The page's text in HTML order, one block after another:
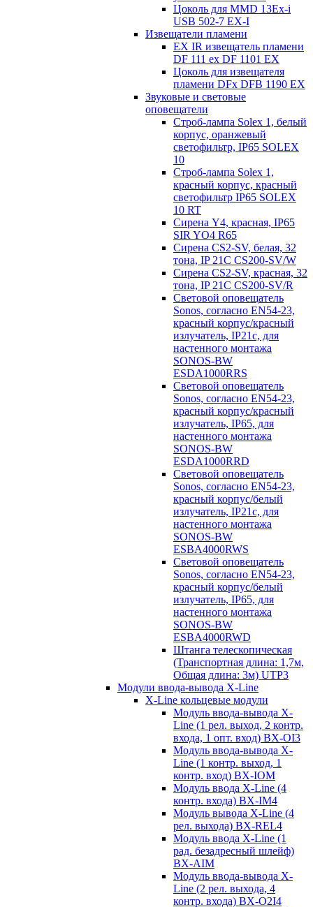
Цоколь для MMD 13Ex-i
USB 502-7 EX-I
Извещатели пламени
EX IR извещатель пламени
DF 111 ex DF 1101 EX
Цоколь для извещателя
пламени DFx DFB 1190 EX
Звуковые и световые
оповещатели
Строб-лампа Solex 1, белый
корпус, оранжевый
светофильтр, IP65 SOLEX
10
Строб-лампа Solex 1,
красный корпус, красный
светофильтр IP65 SOLEX
10 RT
Сирена Y4, красная, IP65
SIR YO4 R65
Сирена CS2-SV, белая, 32
тона, IP 21C CS200-SV/W
Сирена CS2-SV, красная, 32
тона, IP 21C CS200-SV/R
Световой оповещатель
Sonos, согласно EN54-23,
красный корпус/красный
излучатель, IP21c, для
настенного монтажа
SONOS-BW
ESDA1000RRS
Световой оповещатель
Sonos, согласно EN54-23,
красный корпус/красный
излучатель, IP65, для
настенного монтажа
SONOS-BW
ESDA1000RRD
Световой оповещатель
Sonos, согласно EN54-23,
красный корпус/белый
излучатель, IP21c, для
настенного монтажа
SONOS-BW
ESBA4000RWS
Световой оповещатель
Sonos, согласно EN54-23,
красный корпус/белый
излучатель, IP65, для
настенного монтажа
SONOS-BW
ESBA4000RWD
Штанга телескопическая
(Транспортная длина: 1,7м,
Общая длина: 3м) UTP3
Модули ввода-вывода X-Line
X-Line кольцевые модули
Модуль ввода-вывода X-
Line (1 рел. выход, 2 контр.
входа, 1 опт. вход) BX-OI3
Модуль ввода-вывода X-
Line (1 контр. выход, 1
контр. вход) BX-IOM
Модуль ввода X-Line (4
контр. входа) BX-IM4
Модуль вывода X-Line (4
рел. выхода) BX-REL4
Модуль ввода X-Line (1
рад. безадресный шлейф)
BX-AIM
Модуль ввода-вывода X-
Line (2 рел. выхода, 4
контр. входа) BX-O2I4